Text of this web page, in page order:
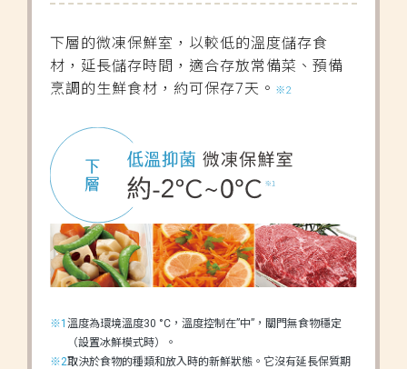
下層的微凍保鮮室，以較低的溫度儲存食
材，延長儲存時間，適合存放常備菜、預備
烹調的生鮮食材，約可保存7天。 ※2
※1 溫度為環境溫度30 °C，溫度控制在”中”，關門無食物穩定
（設置冰鮮模式時）。
※2取決於食物的種類和放入時的新鮮狀態。它沒有延長保質期